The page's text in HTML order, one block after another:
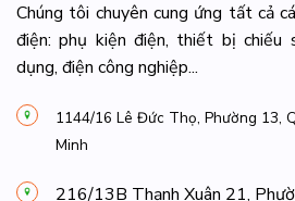
Chúng tôi chuyên cung ứng tất cả
điện: phụ kiện điện, thiết bị chiếu
dụng, điện công nghiệp...
1144/16 Lê Đức Thọ, Phường 13,
Minh
216/13B Thạnh Xuân 21,